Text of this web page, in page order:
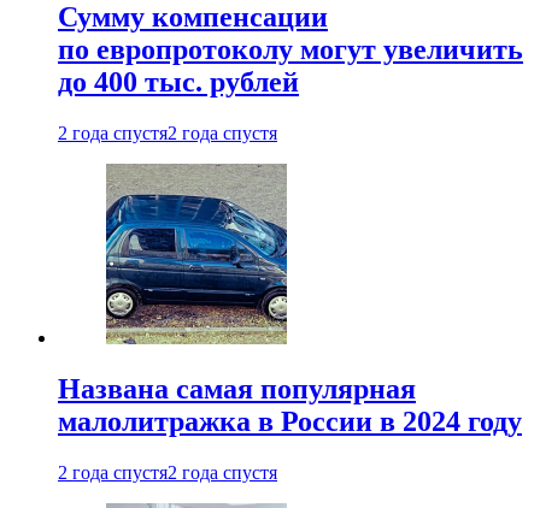
Сумму компенсации
по европротоколу могут увеличить
до 400 тыс. рублей
2 года спустя2 года спустя
Названа самая популярная
малолитражка в России в 2024 году
2 года спустя2 года спустя